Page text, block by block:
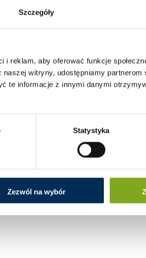
Szczegóły
reklam, aby oferować funkcje
witryny, udostępniamy partnerom
te informacje z innymi danymi
Statystyka
Zezwól na wybór